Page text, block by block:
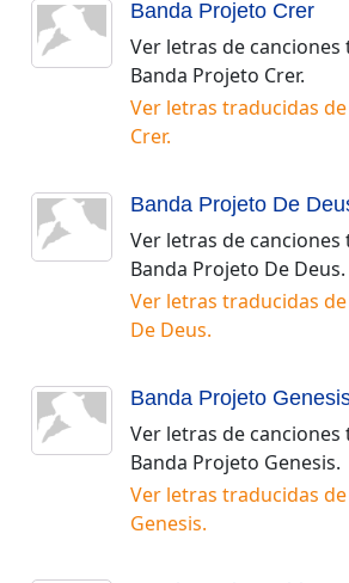
Banda Projeto Crer
Ver letras de
Banda Projeto Crer.
Ver letras traducidas de
Crer.
Banda Projeto De
Ver letras de
Banda Projeto De Deus.
Ver letras traducidas de
De Deus.
Banda Projeto
Ver letras de
Banda Projeto Genesis.
Ver letras traducidas de
Genesis.